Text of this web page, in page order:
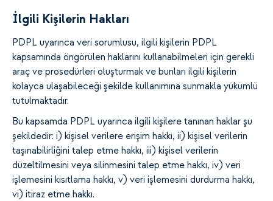
İlgili Kişilerin Hakları
PDPL uyarınca veri sorumlusu, ilgili kişilerin PDPL
kapsamında öngörülen haklarını kullanabilmeleri için gerekli
araç ve prosedürleri oluşturmak ve bunları ilgili kişilerin
kolayca ulaşabileceği şekilde kullanımına sunmakla yükümlü
tutulmaktadır.
Bu kapsamda PDPL uyarınca ilgili kişilere tanınan haklar şu
şekildedir: i) kişisel verilere erişim hakkı, ii) kişisel verilerin
taşınabilirliğini talep etme hakkı, iii) kişisel verilerin
düzeltilmesini veya silinmesini talep etme hakkı, iv) veri
işlemesini kısıtlama hakkı, v) veri işlemesini durdurma hakkı,
vi) itiraz etme hakkı.